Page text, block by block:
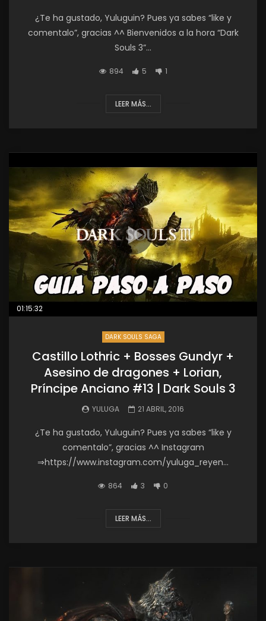
¿Te ha gustado, Yuluguin? Pues ya sabes “like y
comentalo”, gracias ^^ Bienvenidos a la hora “Dark
Souls 3”...
894 5 1
LEER MÁS...
01:15:32
DARK SOULS SAGA
Castillo Lothric + Bosses Gundyr +
Asesino de dragones + Lorian,
Príncipe Anciano #13 | Dark Souls 3
YULUGA 21 ABRIL, 2016
¿Te ha gustado, Yuluguin? Pues ya sabes “like y
comentalo”, gracias ^^ Instagram
⇒https://www.instagram.com/yuluga_reyen...
864 3 0
LEER MÁS...